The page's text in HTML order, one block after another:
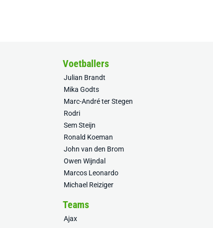
Voetballers
Julian Brandt
Mika Godts
Marc-André ter Stegen
Rodri
Sem Steijn
Ronald Koeman
John van den Brom
Owen Wijndal
Marcos Leonardo
Michael Reiziger
Teams
Ajax